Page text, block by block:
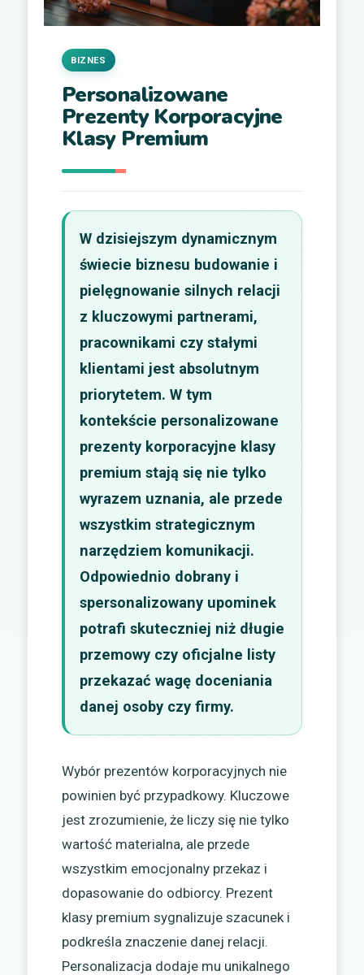
Personalizowane
Prezenty Korporacyjne
Klasy Premium
BIZNES
W dzisiejszym dynamicznym
świecie biznesu budowanie i
pielęgnowanie silnych relacji
z kluczowymi partnerami,
pracownikami czy stałymi
klientami jest absolutnym
priorytetem. W tym
kontekście personalizowane
prezenty korporacyjne klasy
premium stają się nie tylko
wyrazem uznania, ale przede
wszystkim strategicznym
narzędziem komunikacji.
Odpowiednio dobrany i
spersonalizowany upominek
potrafi skuteczniej niż długie
przemowy czy oficjalne listy
przekazać wagę doceniania
danej osoby czy firmy.
Wybór prezentów korporacyjnych nie
powinien być przypadkowy. Kluczowe
jest zrozumienie, że liczy się nie tylko
wartość materialna, ale przede
wszystkim emocjonalny przekaz i
dopasowanie do odbiorcy. Prezent
klasy premium sygnalizuje szacunek i
podkreśla znaczenie danej relacji.
Personalizacja dodaje mu unikalnego